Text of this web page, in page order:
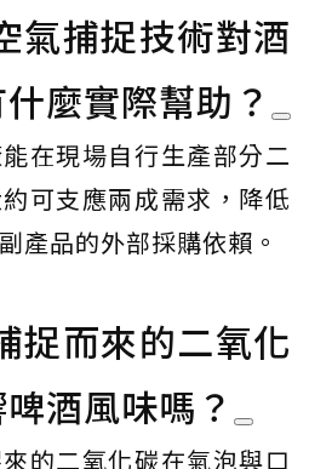
氣捕捉技術對酒
麼實際幫助？
在現場自行生產部分二
可支應兩成需求，降低
產品的外部採購依賴。
捉而來的二氧化
酒風味嗎？
的二氧化碳在氣泡與口